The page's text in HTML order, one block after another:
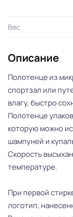
Вес
Описание
Полотенце из
спортзал или
влагу, быстро
Полотенце
которую можно
шампуней и
Скорость
температуре.
При первой
логотип,